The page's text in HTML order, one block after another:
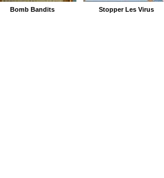
Bomb Bandits Stopper Les Virus